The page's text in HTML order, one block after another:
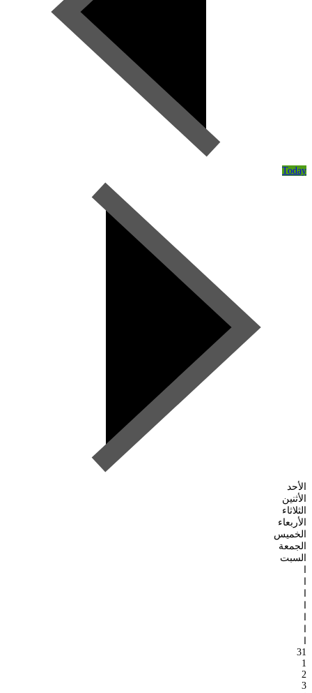
Today
الأحد
الأثنين
الثلاثاء
الأربعاء
الخميس
الجمعة
السبت
31
1
2
3